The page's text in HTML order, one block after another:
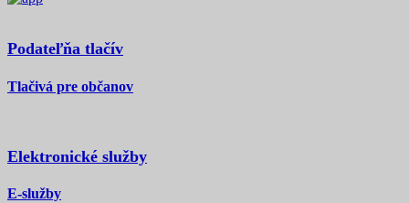
Podateľňa tlačív
Tlačivá pre občanov
Elektronické služby
E-služby